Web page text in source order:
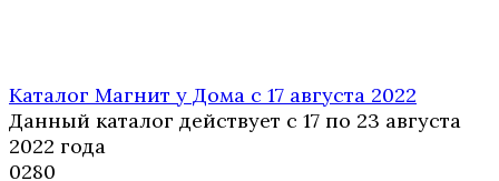
Каталог Магнит у Дома с 17 августа 2022
Данный каталог действует с 17 по 23 августа
2022 года
0280